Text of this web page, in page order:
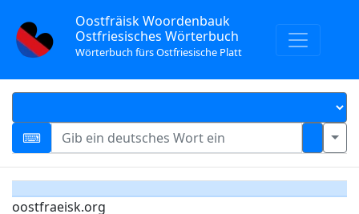
Oostfräisk Woordenbauk
Ostfriesisches Wörterbuch
Wörterbuch fürs Ostfriesische Platt
oostfraeisk.org